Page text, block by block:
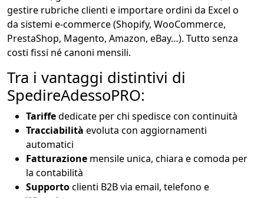
gestire rubriche clienti e importare ordini da Excel o
da sistemi e‑commerce (Shopify, WooCommerce,
PrestaShop, Magento, Amazon, eBay…). Tutto senza
costi fissi né canoni mensili.
Tra i vantaggi distintivi di
SpedireAdessoPRO:
Tariffededicate per chi spedisce con continuità
Tracciabilità evoluta con aggiornamenti
automatici
Fatturazione mensile unica, chiara e comoda per
la contabilità
Supportoclienti B2B via email, telefono e